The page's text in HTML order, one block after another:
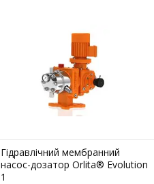
Гідравлічний мембранний
насос-дозатор Orlita® Evolution
1